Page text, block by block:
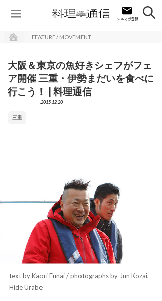
FEATURE / MOVEMENT
大阪＆東京の魚好きシェフがフェ
ア開催 三重・伊勢まだいを食べに
行こう！ | 料理通信
2015.12.20
三重
text by Kaori Funai / photographs by Jun Kozai,
Hide Urabe